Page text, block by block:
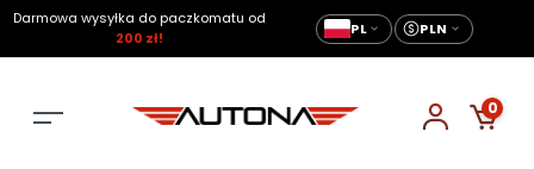
Darmowa wysyłka do paczkomatu od
200 zł!
PL PLN
0